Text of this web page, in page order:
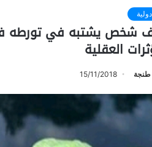
شخص يشتبه في تورطه في
العقلية
15/11/2018